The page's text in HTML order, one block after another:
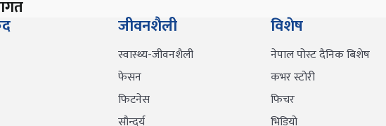
जीवनशैली
स्वास्थ्य-जीवनशैली
फेसन
फिटनेस
सौन्दर्य
विशेष
नेपाल पोस्ट दैनिक बिशेष
कभर स्टोरी
फिचर
भिडियो